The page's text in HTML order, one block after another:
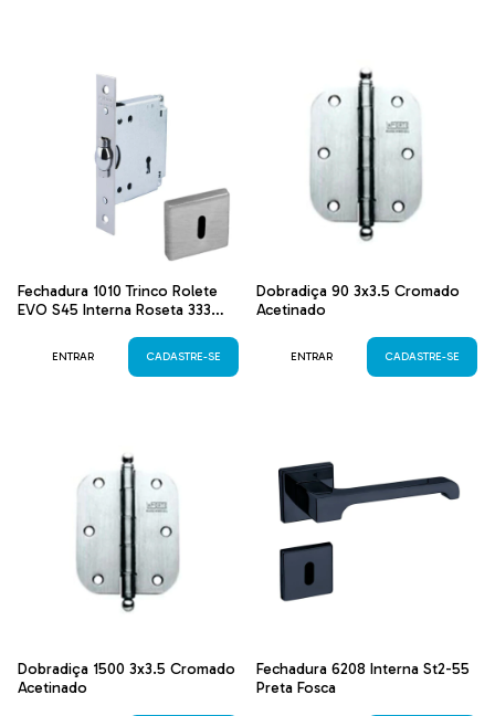
Fechadura 1010 Trinco Rolete
EVO S45 Interna Roseta 333
ENTRAR CADASTRE-SE
Dobradiça 90 3x3.5 Cromado
Acetinado
ENTRAR CADASTRE-SE
Dobradiça 1500 3x3.5 Cromado
Acetinado
Fechadura 6208 Interna St2-55
Preta Fosca